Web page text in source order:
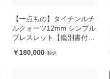
【一点もの】タイチンルチ
ルクォーツ12mm シンプル
ブレスレット【鑑別書付
180,000